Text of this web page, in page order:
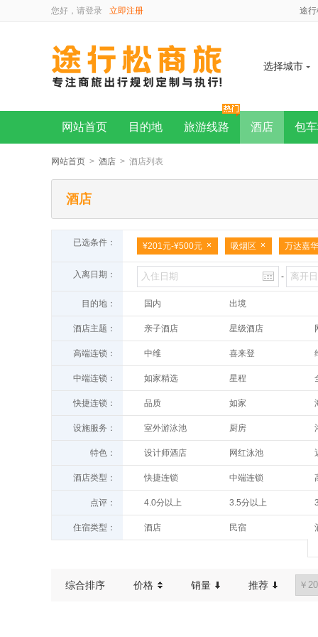
您好，请登录 立即注册 途
选择城市
网站首页 目的地 旅游线路 酒店 包
网站首页 > 酒店 > 酒店列表
酒店
已选条件： ¥201元-¥500元 吸烟区 万达嘉华
入离日期： -
目的地： 国内 出境
酒店主题： 亲子酒店 星级酒店
高端连锁： 中维 喜来登
亚朵
希尔顿
威斯汀
温德姆
世纪金源
花间堂
万达文华
豪生
万达文华
希尔顿逸林
万豪
CitiGO
漫心
建国饭店
中端连锁： 如家精选 星程
白玉兰
潮漫
桔子酒店
康铂
时光漫步
途客中国
希岸
希岸·轻雅
快捷连锁： 品质 如家
华驿酒店
驿家365
银座佳驿
便宜居连锁
7天优品
99新标
贝壳
城家公寓
莫泰
你好
维也纳3好
雅悦酒店
设施服务： 室外游泳池 厨房
室内游泳池
健身房
棋牌室
高尔夫球场
叫醒服务
吸烟区
特色： 设计师酒店 网红泳池
米其林餐厅
浪漫情侣
窗外好景
豪宅
酒店类型： 快捷连锁 中端连锁
点评： 4.0分以上 3.5分以上
住宿类型： 酒店 民宿
综合排序 价格 销量 推荐